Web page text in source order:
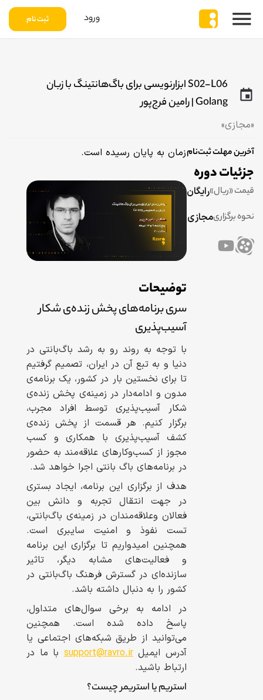
ورود ثبت نام
S02-L06 ابزارنویسی برای باگ‌هانتینگ با زبان
Golang | رامین فرج‌پور
«مجازی»
آخرین مهلت ثبت‌نامزمان به پایان رسیده است.
جزئیات دوره
قیمت «ریال»رایگان
نحوه برگزاریمجازی
توضیحات
سری برنامه‌های پخش زنده‌ی شکار
آسیب‌پذیری
با توجه به روند رو به رشد باگ‌بانتی در
دنیا و به تبع آن در ایران، تصمیم گرفتیم
تا برای نخستین بار در کشور، یک برنامه‌ی
مدون و ادامه‌دار در زمینه‌ی پخش زنده‌ی
شکار آسیب‌پذیری توسط افراد مجرب،
برگزار کنیم. هر قسمت از پخش زنده‌ی
کشف آسیب‌پذیری با همکاری و کسب
مجوز از کسب‌وکارهای علاقه‌مند به حضور
در برنامه‌های باگ بانتی اجرا خواهد شد.
هدف از برگزاری این برنامه، ایجاد بستری
در جهت انتقال تجربه و دانش بین
فعالان وعلاقه‌مندان در زمینه‌ی باگ‌بانتی،
تست نفوذ و امنیت سایبری است.
همچنین امیدواریم تا برگزاری این برنامه
و فعالیت‌های مشابه دیگر، تاثیر
سازنده‌ای در گسترش فرهنگ باگ‌بانتی در
کشور را به دنبال داشته باشد.
در ادامه به برخی سوال‌های متداول،
پاسخ داده شده است. همچنین
می‌توانید از طریق شبکه‌های اجتماعی یا
آدرس ایمیلsupport@ravro.irبا ما در
ارتباط باشید.
استریم یا استریمر چیست؟